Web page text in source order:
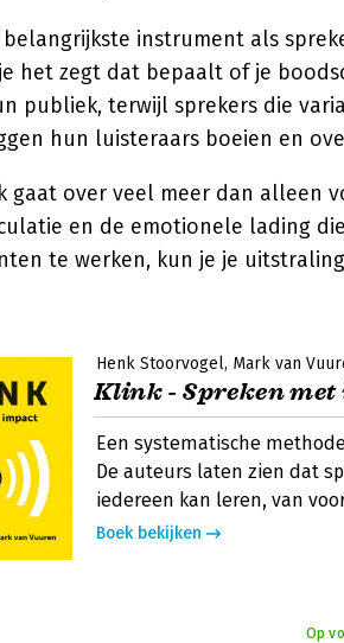
belangrijkste instrument als
het zegt dat bepaalt of je
publiek, terwijl sprekers die
hun luisteraars boeien en
gaat over veel meer dan alleen
en de emotionele lading
te werken, kun je je
Henk Stoorvogel Mark van
Klink - Spreken
Een systematische
De auteurs laten zien dat
iedereen kan leren, van
Boek bekijken
Op